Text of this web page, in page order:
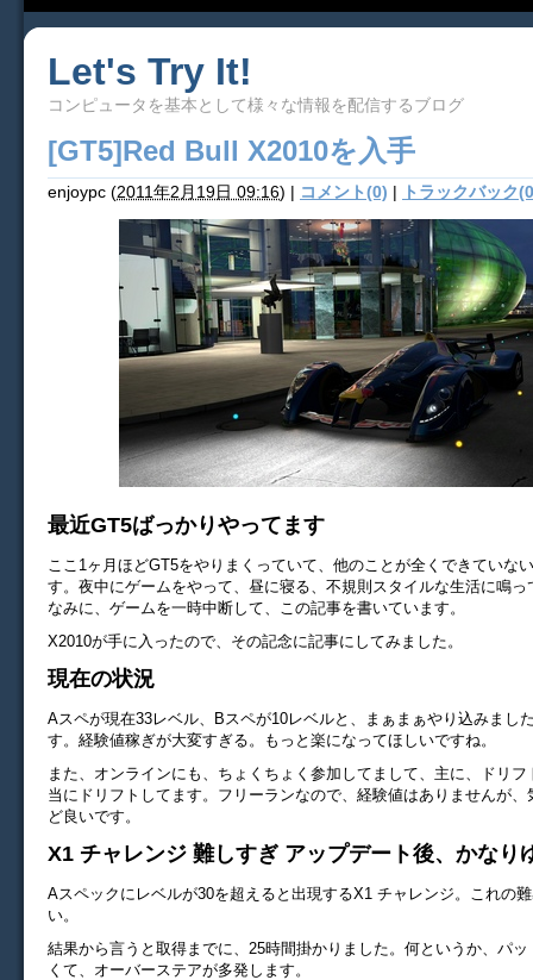
Let's Try It!
コンピュータを基本として様々な情報を配信するブログ
[GT5]Red Bull X2010を入手
enjoypc (2011年2月19日 09:16) | コメント(0) | トラックバック
最近GT5ばっかりやってます
ここ1ヶ月ほどGT5をやりまくっていて、他のことが全くできていな
す。夜中にゲームをやって、昼に寝る、不規則スタイルな生活に鳴っ
なみに、ゲームを一時中断して、この記事を書いています。
X2010が手に入ったので、その記念に記事にしてみました。
現在の状況
Aスペが現在33レベル、Bスペが10レベルと、まぁまぁやり込みまし
す。経験値稼ぎが大変すぎる。もっと楽になってほしいですね。
また、オンラインにも、ちょくちょく参加してまして、主に、ドリ
当にドリフトしてます。フリーランなので、経験値はありませんが
ど良いです。
X1 チャレンジ 難しすぎ アップデート後、かなり
Aスペックにレベルが30を超えると出現するX1 チャレンジ。これの
い。
結果から言うと取得までに、25時間掛かりました。何というか、パ
くて、オーバーステアが多発します。